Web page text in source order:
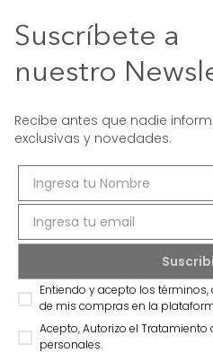
Suscríbete a
nuestro
Recibe antes que nadie
exclusivas y novedades.
Entiendo y acepto los
de mis compras en la
Acepto, Autorizo el Tratamiento
personales.